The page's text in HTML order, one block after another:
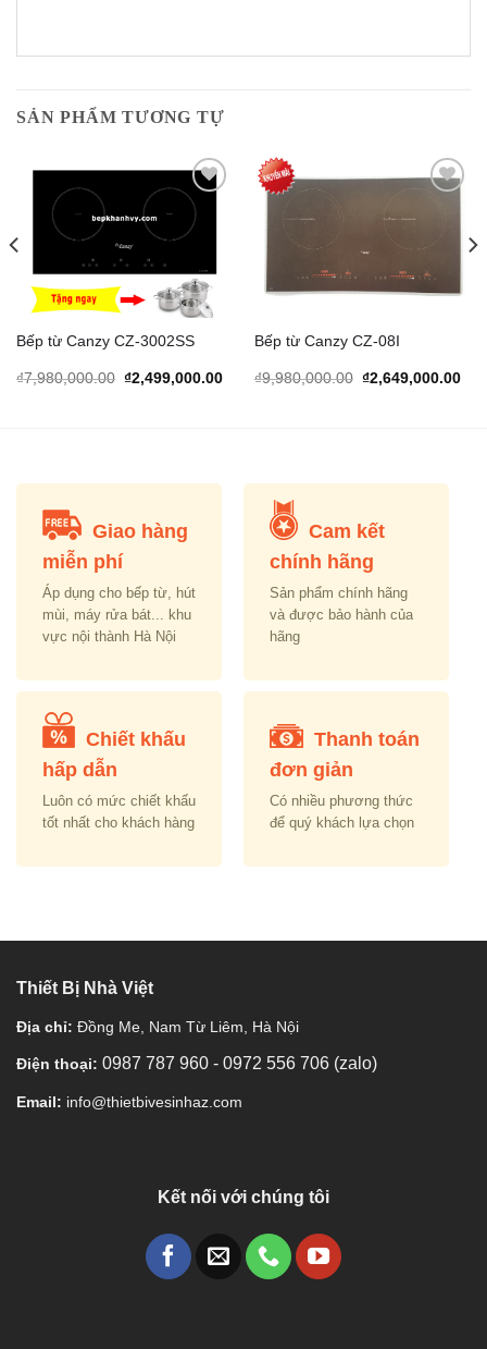
SẢN PHẨM TƯƠNG TỰ
Add to
Wishlist
Bếp từ Canzy CZ-3002SS
₫7,980,000.00 Original
₫2,499,000.00Current
Wishlist
Bếp từ Canzy CZ-08I
₫9,980,000.00 Original
₫2,649,000.00
Giao hàng
miễn phí
Áp dụng cho bếp từ, hút
mùi, máy rửa bát... khu
vực nội thành Hà Nội
Cam kết
chính hãng
Sản phẩm chính hãng
và được bảo hành của
hãng
Chiết khấu
hấp dẫn
Luôn có mức chiết khấu
tốt nhất cho khách hàng
Thanh toán
đơn giản
Có nhiều phương thức
để quý khách lựa chọn
Thiết Bị Nhà Việt
Địa chỉ: Đồng Me, Nam Từ Liêm, Hà Nội
Điện thoại: 0987 787 960 - 0972 556 706 (zalo)
Email: info@thietbivesinhaz.com
Kết nối với chúng tôi